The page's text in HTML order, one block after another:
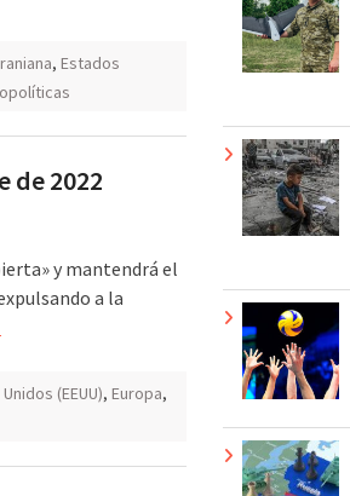
, Estados
de 2022
y mantendrá el
a la
(EEUU), Europa,